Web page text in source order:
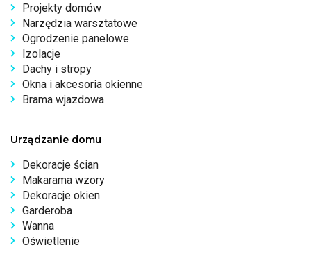
Projekty domów
Narzędzia warsztatowe
Ogrodzenie panelowe
Izolacje
Dachy i stropy
Okna i akcesoria okienne
Brama wjazdowa
Urządzanie domu
Dekoracje ścian
Makarama wzory
Dekoracje okien
Garderoba
Wanna
Oświetlenie